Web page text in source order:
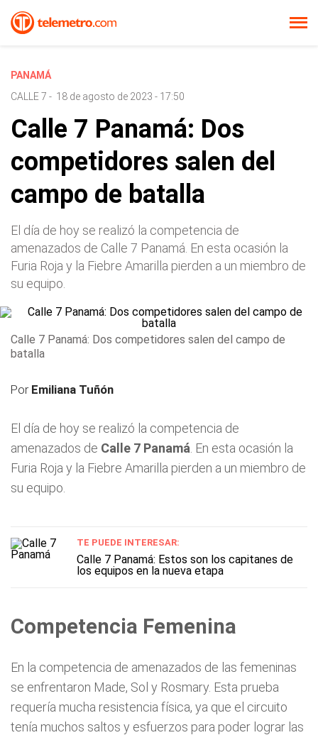
PANAMÁ
CALLE 7 - 18 de agosto de 2023 - 17:50
Calle 7 Panamá: Dos
competidores salen del
campo de batalla
El día de hoy se realizó la competencia de
amenazados de Calle 7 Panamá. En esta ocasión la
Furia Roja y la Fiebre Amarilla pierden a un miembro de
su equipo.
Calle 7 Panamá: Dos competidores salen del campo de
batalla
Por Emiliana Tuñón
El día de hoy se realizó la competencia de
amenazados de Calle 7 Panamá . En esta ocasión la
Furia Roja y la Fiebre Amarilla pierden a un miembro de
su equipo.
TE PUEDE INTERESAR:
Calle 7 Panamá: Estos son los capitanes de
los equipos en la nueva etapa
Competencia Femenina
En la competencia de amenazados de las femeninas
se enfrentaron Made, Sol y Rosmary. Esta prueba
requería mucha resistencia física, ya que el circuito
tenía muchos saltos y esfuerzos para poder lograr las